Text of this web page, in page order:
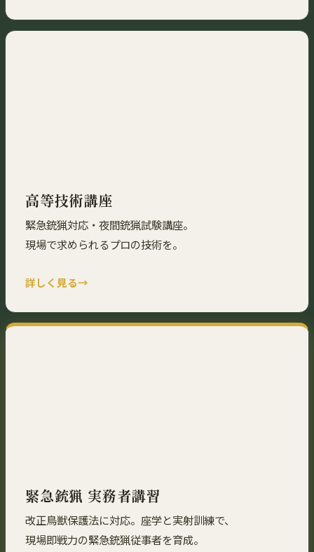
高等技術講座
緊急銃猟対応・夜間銃猟試験講座。
現場で求められるプロの技術を。
詳しく見る
緊急銃猟 実務者講習
改正鳥獣保護法に対応。座学と実射訓練で、
現場即戦力の緊急銃猟従事者を育成。